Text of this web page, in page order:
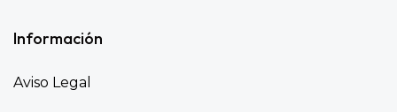
Información
Aviso Legal